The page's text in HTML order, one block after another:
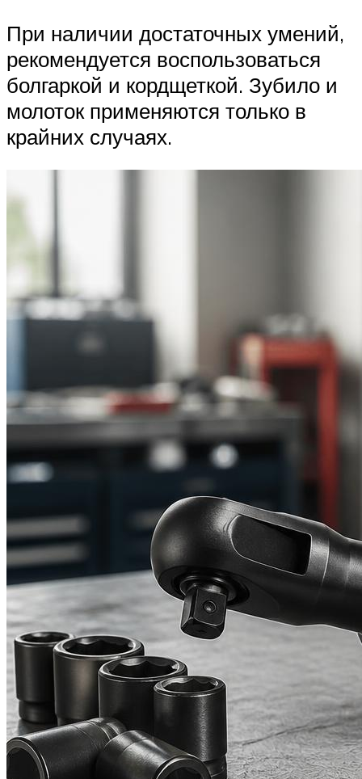
При наличии достаточных умений,
рекомендуется воспользоваться
болгаркой и кордщеткой. Зубило и
молоток применяются только в
крайних случаях.